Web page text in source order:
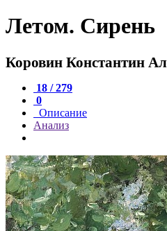
Летом. Сирень
Коровин Константин
18 / 279
0
Описание
Анализ